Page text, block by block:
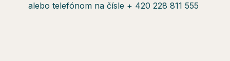
alebo telefónom na čísle + 420 228 811 555